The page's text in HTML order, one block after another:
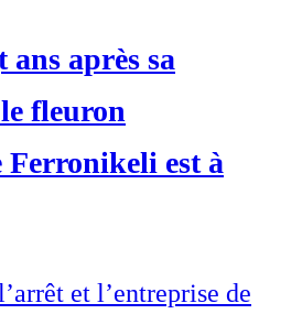
après sa
fleuron
est à
et l’entreprise de